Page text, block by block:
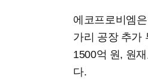
에코프로비엠
가리 공장 추가
1500억 원, 원
다.